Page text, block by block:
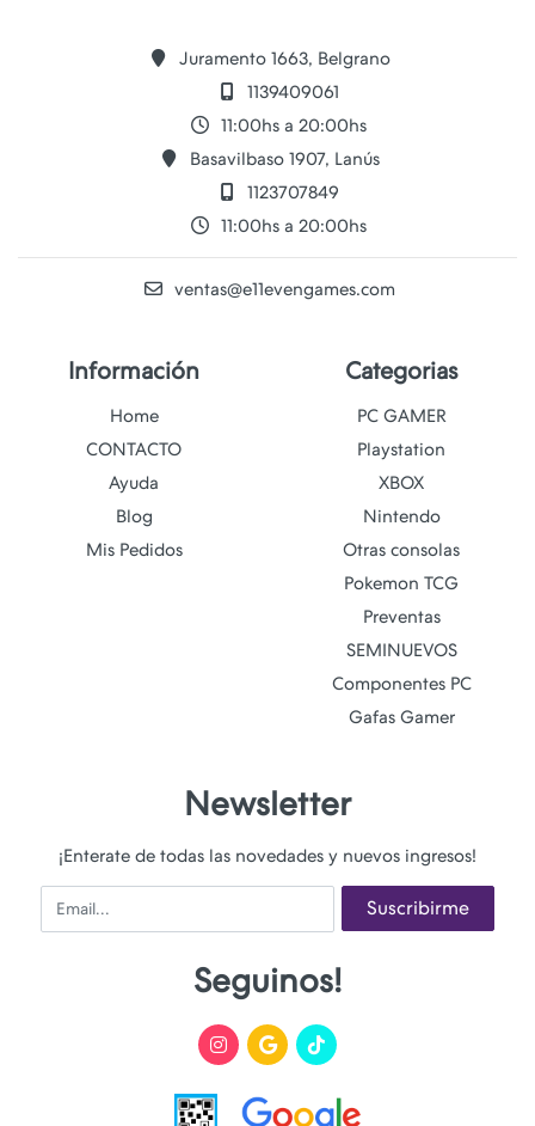
Juramento 1663, Belgrano
1139409061
11:00hs a 20:00hs
Basavilbaso 1907, Lanús
1123707849
11:00hs a 20:00hs
ventas@e11evengames.com
Información
Home
CONTACTO
Ayuda
Blog
Mis Pedidos
Categorias
PC GAMER
Playstation
XBOX
Nintendo
Otras consolas
Pokemon TCG
Preventas
SEMINUEVOS
Componentes PC
Gafas Gamer
Newsletter
¡Enterate de todas las novedades y nuevos ingresos!
Email Suscribirme
Seguinos!